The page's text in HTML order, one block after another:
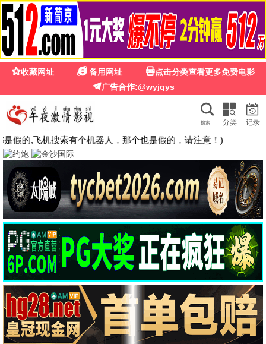
962影院
962影院 · 影视展
示平台
仅作学习展示 · 无播放功能 · 远离盗版